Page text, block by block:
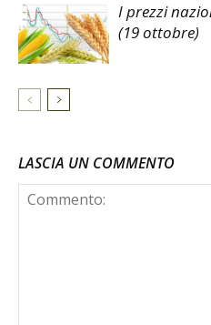
I prezzi
(19 ottobre)
LASCIA UN COMMENTO